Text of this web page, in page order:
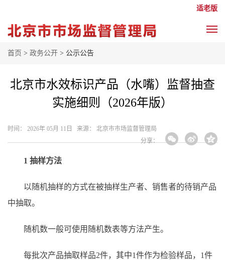
适老版
首页 > 政务公开 > 公示公告
北京市水效标识产品（水嘴）监督抽查
实施细则（2026年版）
时间： 2026年 05月 11日 来源： 北京市市场监督管理局
分享：
1 抽样方法
以随机抽样的方式在被抽样生产者、销售者的待销产品
中抽取。
随机数一般可使用随机数表等方法产生。
每批次产品抽取样品2件，其中1件作为检验样品，1件